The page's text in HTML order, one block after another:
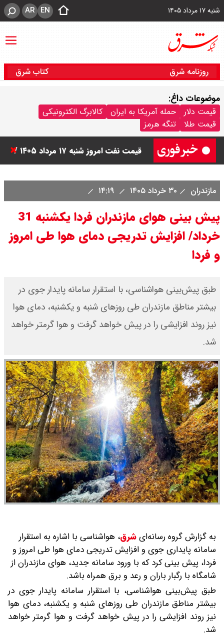
شنبه ۱۷ مرداد ۱۴۰۵ EN
AR
روزنامه شرق کتاب شرق
موضوعات داغ:
قیمت دلار حمله آمریکا به ایران
کالابرگ الکترونیکی
قیمت طلا
تنگه هرمز ۱۴۰۵ اعلام شد/ صعود قیمت سکه
قیمت نفت امروز شنبه ۱۷ مرداد ۱۴۰۵ /
۱۴۰۵ / طلا صعودی شد + جدول
قیمت دلار توافقی امروز شنبه ۱۷ مرداد
قیمت طلا ۲۴ عیار امروز شنبه ۱۷ مرداد
۱۴۰۵ اعلام شد/ جهش قیمت طلا
مازندران ۳۰ خرداد ۱۴۰۵
پیش بینی هوای مازندران فردا یکشنبه 31
خرداد/ افزایش تدریجی دمای هوا طی امروز
و فردا
طبق پیش‌بینی هواشناسی، با استقرار سامانه پایدار جوی در
بیشتر مناطق مازندران طی روزهای شنبه و یکشنبه، دمای هوا
نیز روند افزایشی را در پیش خواهد گرفت و هوا گرمتر خواهد
شد.
به گزارش گروه رسانه‌ایشرق، هواشناسی با اشاره به استقرار
سامانه پایداری جوی و افزایش تدریجی دمای هوا طی امروز و
فردا، پیش بینی کرد که با ورود سامانه جدید، هوای مازندران از
شامگاه با رگبار باران و رعد و برق همراه باشد.
طبق پیش‌بینی هواشناسی، با استقرار سامانه پایدار جوی در
بیشتر مناطق مازندران طی روزهای شنبه و یکشنبه، دمای هوا
نیز روند افزایشی را در پیش خواهد گرفت و هوا گرمتر خواهد
شد.